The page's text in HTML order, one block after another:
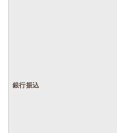
銀行振込